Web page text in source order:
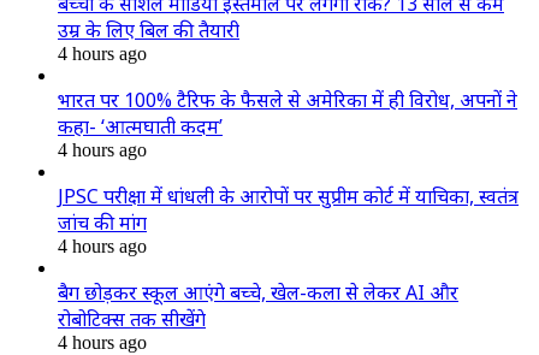
उम्र के लिए बिल की तैयारी
4 hours ago
भारत पर 100% टैरिफ के फैसले से अमेरिका में ही विरोध, अपनों ने
कहा- ‘आत्मघाती कदम’
4 hours ago
JPSC परीक्षा में धांधली के आरोपों पर सुप्रीम कोर्ट में याचिका, स्वतंत्र
जांच की मांग
4 hours ago
बैग छोड़कर स्कूल आएंगे बच्चे, खेल-कला से लेकर AI और
रोबोटिक्स तक सीखेंगे
4 hours ago